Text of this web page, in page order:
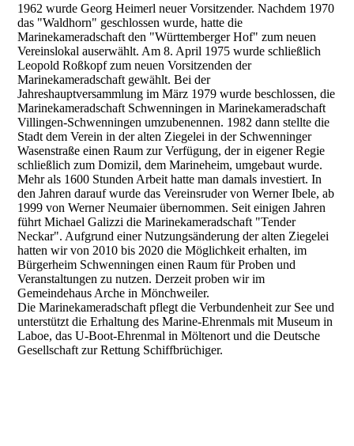
1962 wurde Georg Heimerl neuer Vorsitzender. Nachdem 1970
das "Waldhorn" geschlossen wurde, hatte die
Marinekameradschaft den "Württemberger Hof" zum neuen
Vereinslokal auserwählt. Am 8. April 1975 wurde schließlich
Leopold Roßkopf zum neuen Vorsitzenden der
Marinekameradschaft gewählt. Bei der
Jahreshauptversammlung im März 1979 wurde beschlossen, die
Marinekameradschaft Schwenningen in Marinekameradschaft
Villingen-Schwenningen umzubenennen. 1982 dann stellte die
Stadt dem Verein in der alten Ziegelei in der Schwenninger
Wasenstraße einen Raum zur Verfügung, der in eigener Regie
schließlich zum Domizil, dem Marineheim, umgebaut wurde.
Mehr als 1600 Stunden Arbeit hatte man damals investiert. In
den Jahren darauf wurde das Vereinsruder von Werner Ibele, ab
1999 von Werner Neumaier übernommen. Seit einigen Jahren
führt Michael Galizzi die Marinekameradschaft "Tender
Neckar". Aufgrund einer Nutzungsänderung der alten Ziegelei
hatten wir von 2010 bis 2020 die Möglichkeit erhalten, im
Bürgerheim Schwenningen einen Raum für Proben und
Veranstaltungen zu nutzen. Derzeit proben wir im
Gemeindehaus Arche in Mönchweiler.
Die Marinekameradschaft pflegt die Verbundenheit zur See und
unterstützt die Erhaltung des Marine-Ehrenmals mit Museum in
Laboe, das U-Boot-Ehrenmal in Möltenort und die Deutsche
Gesellschaft zur Rettung Schiffbrüchiger.